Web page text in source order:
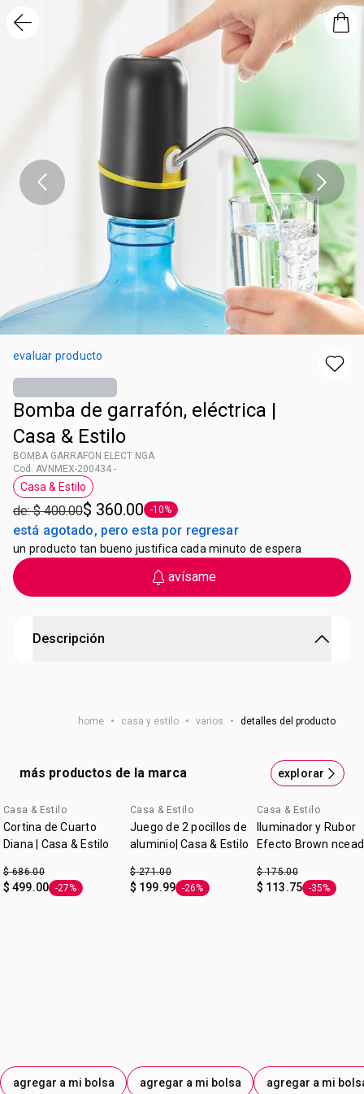
evaluar producto
Bomba de garrafón, eléctrica |
Casa & Estilo
BOMBA GARRAFON ELECT NGA
Cod. AVNMEX-200434 -
Etiqueta Casa & Estilo
Casa & Estilo
de: $ 400.00$ 360.00 Etiqueta -10%
-10%
está agotado, pero esta por regresar
un producto tan bueno justifica cada minuto de espera
avísame
Descripción
Material:Plástico y metal.
Puerto USB Android.
Tubo de absorción de silicón.
Adaptador para boquilla de silicón.
Instructivo.
Manguera (7 x 13 x 50 cm).
home • casa y estilo • varios • detalles del producto
más productos de la marca explorar
cupón: GANAMAS
Casa & Estilo
Cortina de Cuarto
Diana | Casa & Estilo
$ 686.00
$ 499.00 Etiqueta -27%
-27%
agregar a mi bolsa
cupón: GANAMAS
Casa & Estilo
Juego de 2 pocillos de
aluminio| Casa & Estilo
$ 271.00
$ 199.99 Etiqueta -26%
-26%
agregar a mi bolsa
Casa & Estilo
Iluminador y Rubor
Efecto Brown
$ 175.00
$ 113.75 Etiqueta -
-35%
agregar a mi